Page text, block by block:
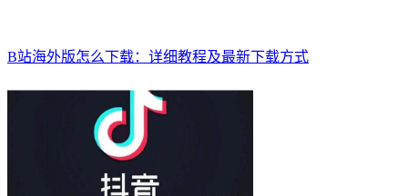
B站海外版怎么下载：详细教程及最新下载方式